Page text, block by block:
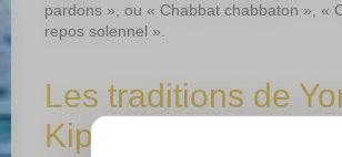
pardons », ou « Chabbat chabbaton », «
repos solennel ».
Les traditions de
Kippour